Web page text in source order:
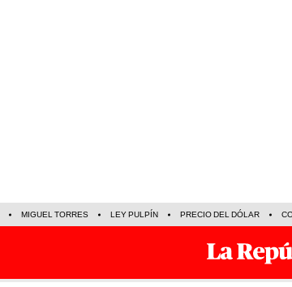
MIGUEL TORRES LEY PULPÍN PRECIO DEL DÓLAR